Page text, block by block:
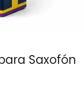
Saxofón